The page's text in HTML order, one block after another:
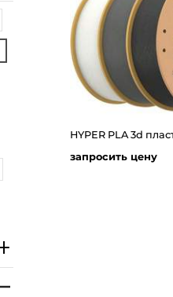
запросить цену